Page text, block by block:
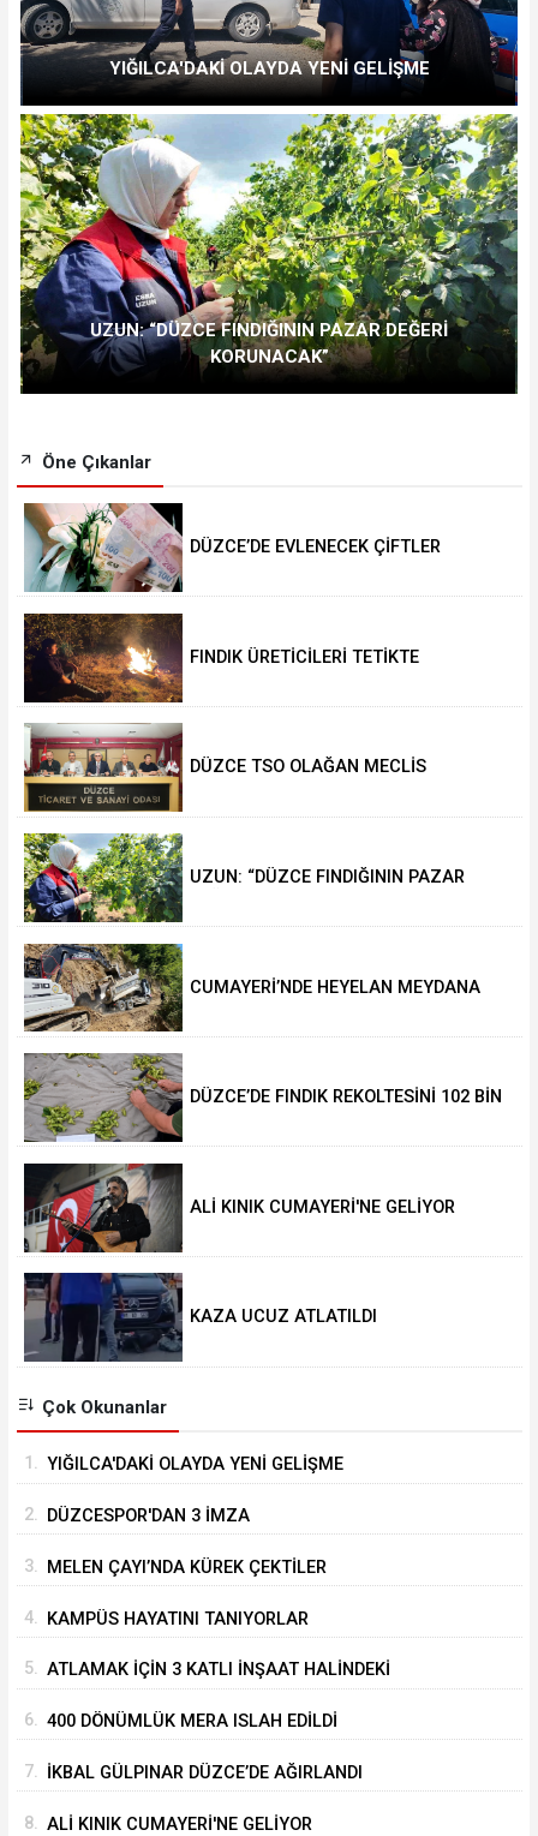
YIĞILCA'DAKİ OLAYDA YENİ GELİŞME
UZUN: “DÜZCE FINDIĞININ PAZAR DEĞERİ
KORUNACAK”
Öne Çıkanlar
DÜZCE’DE EVLENECEK ÇİFTLER
FINDIK ÜRETİCİLERİ TETİKTE
DÜZCE TSO OLAĞAN MECLİS
UZUN: “DÜZCE FINDIĞININ PAZAR
CUMAYERİ’NDE HEYELAN MEYDANA
DÜZCE’DE FINDIK REKOLTESİNİ 102 BİN
ALİ KINIK CUMAYERİ'NE GELİYOR
KAZA UCUZ ATLATILDI
Çok Okunanlar
1. YIĞILCA'DAKİ OLAYDA YENİ GELİŞME
2. DÜZCESPOR'DAN 3 İMZA
3. MELEN ÇAYI’NDA KÜREK ÇEKTİLER
4. KAMPÜS HAYATINI TANIYORLAR
5. ATLAMAK İÇİN 3 KATLI İNŞAAT HALİNDEKİ
6. 400 DÖNÜMLÜK MERA ISLAH EDİLDİ
7. İKBAL GÜLPINAR DÜZCE’DE AĞIRLANDI
8. ALİ KINIK CUMAYERİ'NE GELİYOR